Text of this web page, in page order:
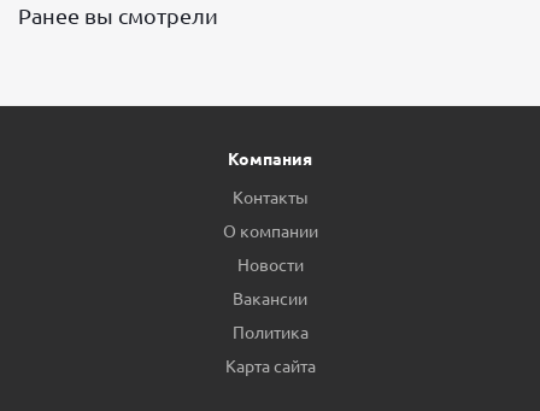
Ранее вы смотрели
Компания
Контакты
О компании
Новости
Вакансии
Политика
Карта сайта